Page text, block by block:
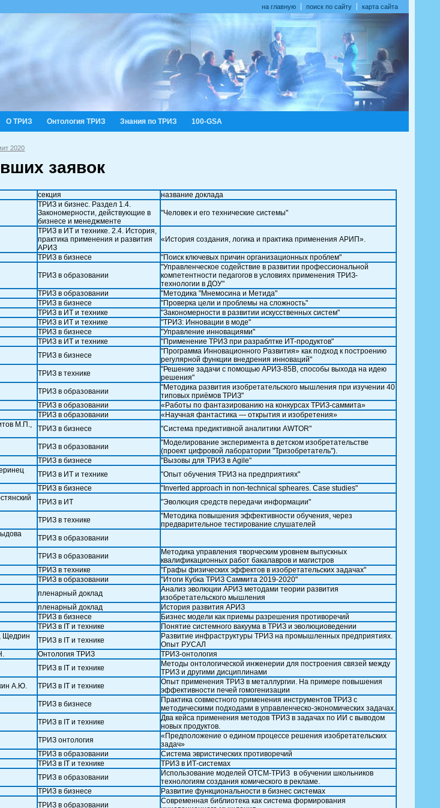
на главную поиск по сайту карта сайта
О ТРИЗ Онтология ТРИЗ Знания по ТРИЗ 100-GSA
2020
заявок
секция название доклада
ТРИЗ и бизнес. Раздел 1.4.
Закономерности, действующие в
бизнесе и менеджменте
"Человек и его технические системы"
ТРИЗ в ИТ и технике. 2.4. История,
практика применения и развития
АРИЗ
«История создания, логика и практика применения АРИП».
ТРИЗ в бизнесе "Поиск ключевых причин организационных проблем"
ТРИЗ в образовании
"Управленческое содействие в развитии профессиональной
компетентности педагогов в условиях применения ТРИЗ-
технологии в ДОУ"
ТРИЗ в образовании
"Методика "Мнемосина и Метида"
ТРИЗ в бизнесе
"Проверка цели и проблемы на сложность"
ТРИЗ в ИТ и технике
"Закономерности в развитии искусственных систем"
ТРИЗ в ИТ и технике
"ТРИЗ: Инновации в моде"
ТРИЗ в бизнесе
"Управление инновациями"
ТРИЗ в ИТ и технике
"Применение ТРИЗ при разраблтке ИТ-продуктов"
ТРИЗ в бизнесе
"Программа Инновационного Развития» как подход к построению
регулярной функции внедрения инноваций"
ТРИЗ в технике
"Решение задачи с помощью АРИЗ-85В, способы выхода на идею
решения"
ТРИЗ в образовании
"Методика развития изобретательского мышления при изучении 40
типовых приёмов ТРИЗ"
ТРИЗ в образовании
«Работы по фантазированию на конкурсах ТРИЗ-саммита»
ТРИЗ в образовании
«Научная фантастика — открытия и изобретения»
М.П.,
ТРИЗ в бизнесе "Система предиктивной аналитики AWTOR"
ТРИЗ в образовании
"Моделирование эксперимента в детском изобретательстве
(проект цифровой лаборатории "Тризобретатель").
ТРИЗ в бизнесе
"Вызовы для ТРИЗ в Agile"
ТРИЗ в ИТ и технике
"Опыт обучения ТРИЗ на предприятиях"
ТРИЗ в бизнесе
"Inverted approach in non-technical spheares. Case studies"
ТРИЗ в ИТ "Эволюция средств передачи информации"
ТРИЗ в технике
"Методика повышения эффективности обучения, через
предварительное тестирование слушателей
ТРИЗ в образовании
ТРИЗ в образовании
Методика управления творческим уровнем выпускных
квалификационных работ бакалавров и магистров
ТРИЗ в технике
"Графы физических эффектов в изобретательских задачах"
ТРИЗ в образовании
"Итоги Кубка ТРИЗ Саммита 2019-2020"
пленарный доклад
Анализ эволюции АРИЗ методами теории развития
изобретательского мышления
пленарный доклад
История развития АРИЗ
ТРИЗ в бизнесе
Бизнес модели как приемы разрешения противоречий
ТРИЗ в IT и технике
Понятие системного вакуума в ТРИЗ и эволюциоведении
Щедрин
ТРИЗ в IT и технике
Развитие инфраструктуры ТРИЗ на промышленных предприятиях.
Опыт РУСАЛ
Онтология ТРИЗ
ТРИЗ-онтология
ТРИЗ в IT и технике
Методы онтологической инженерии для построения связей между
ТРИЗ и другими дисциплинами
А.Ю. ТРИЗ в IT и технике
Опыт применения ТРИЗ в металлургии. На примере повышения
эффективности печей гомогенизации
ТРИЗ в бизнесе
Практика совместного применения инструментов ТРИЗ с
методическими подходами в управленческо-экономических задачах.
ТРИЗ в IT и технике
Два кейса применения методов ТРИЗ в задачах по ИИ с выводом
новых продуктов.
ТРИЗ онтология
«Предположение о едином процессе решения изобретательских
задач»
ТРИЗ в образовании
Система эвристических противоречий
ТРИЗ в IT и технике
ТРИЗ в ИТ-системах
ТРИЗ в образовании
Использование моделей ОТСМ-ТРИЗ в обучении школьников
технологиям создания комического в рекламе.
ТРИЗ в бизнесе
Развитие функциональности в бизнес системах
ТРИЗ в образовании
Современная библиотека как система формирования